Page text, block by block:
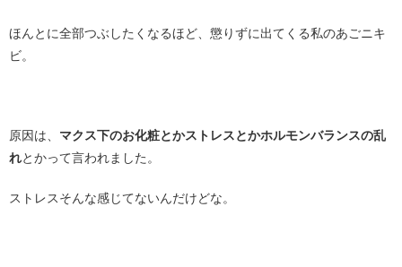
ほんとに全部つぶしたくなるほど、懲りずに出てくる私のあごニキ
ビ。
原因は、 マクス下のお化粧とかストレスとかホルモンバランスの乱
れとかって言われました。
ストレスそんな感じてないんだけどな。